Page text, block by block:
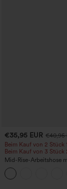
€35,95 EUR €40,95
Beim Kauf von 2 Stück
Beim Kauf von 3 Stück
Mid-Rise-Arbeitshose
Barrel-Leg und weiter